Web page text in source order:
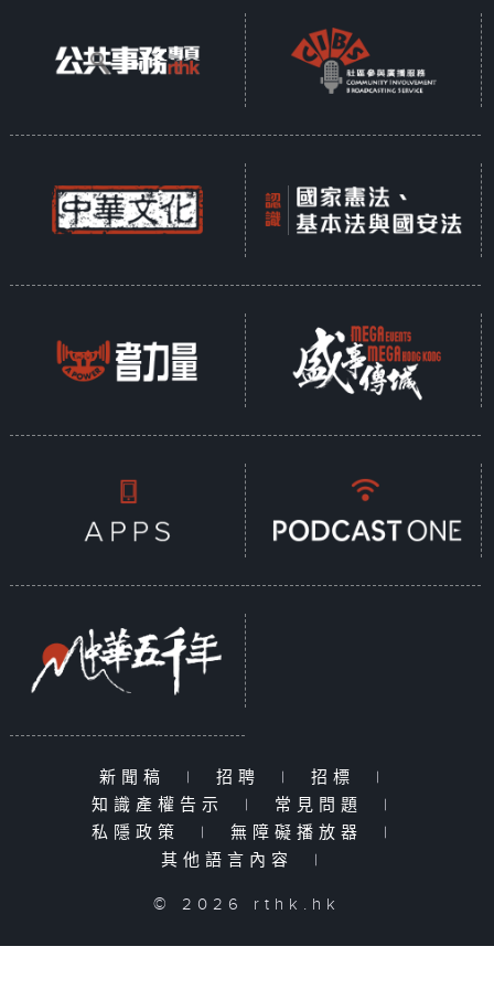
新聞稿 | 招聘 | 招標
|
知識產權告示
| 常見問題
|
私隱政策
| 無障礙播放器
|
其他語言內容
|
© 2026 rthk.hk